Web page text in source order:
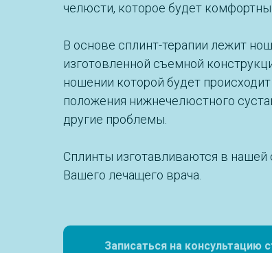
челюсти, которое будет
В основе сплинт-терапии лежит
изготовленной съемной
ношении которой будет
положения нижнечелюстного
другие проблемы.
Сплинты изготавливаются в
Вашего лечащего врача.
Записаться на консультацию